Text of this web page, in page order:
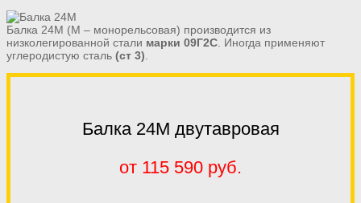
Балка 24М (М – монорельсовая) производится из
низколегированной стали марки 09Г2С . Иногда применяют
углеродистую сталь (ст 3)
Балка 24М двутавровая
от 115 590 руб.